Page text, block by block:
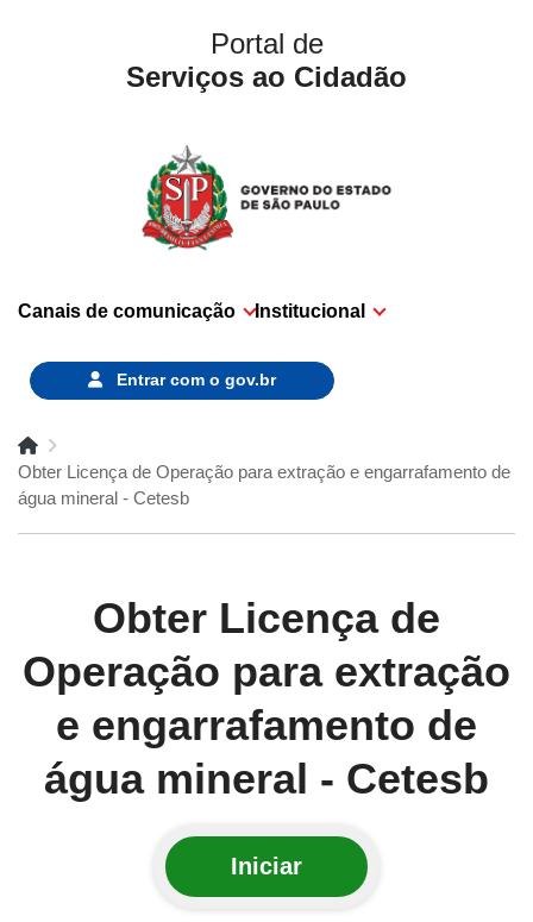
Portal de
Serviços ao Cidadão
Canais de comunicação Institucional
Entrar com o gov.br
Obter Licença de Operação para extração e engarrafamento de
água mineral - Cetesb
Obter Licença de
Operação para extração
e engarrafamento de
água mineral - Cetesb
Iniciar